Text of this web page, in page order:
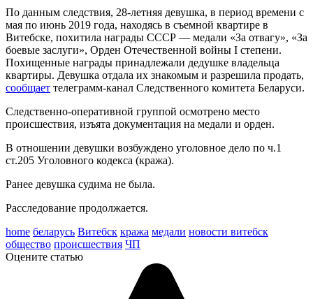
По данным следствия, 28-летняя девушка, в период времени с
мая по июнь 2019 года, находясь в съемной квартире в
Витебске, похитила награды СССР — медали «За отвагу», «За
боевые заслуги», Орден Отечественной войны I степени.
Похищенные награды принадлежали дедушке владельца
квартиры. Девушка отдала их знакомым и разрешила продать,
сообщает телеграмм-канал Следственного комитета Беларуси.
Следственно-оперативной группой осмотрено место
происшествия, изъята документация на медали и орден.
В отношении девушки возбуждено уголовное дело по ч.1
ст.205 Уголовного кодекса (кража).
Ранее девушка судима не была.
Расследование продолжается.
home беларусь Витебск кража медали новости витебск
общество происшествия ЧП
Оцените статью